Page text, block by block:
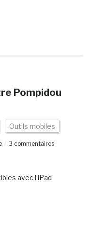
Pompidou
Outils mobiles
3 commentaires
avec l’iPad